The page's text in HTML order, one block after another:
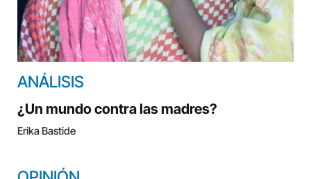
ANÁLISIS
¿Un mundo contra las madres?
Erika Bastide